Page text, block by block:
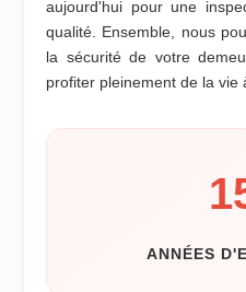
aujourd'hui pour une
qualité. Ensemble, nous
la sécurité de votre
profiter pleinement de la vie
ANNÉES